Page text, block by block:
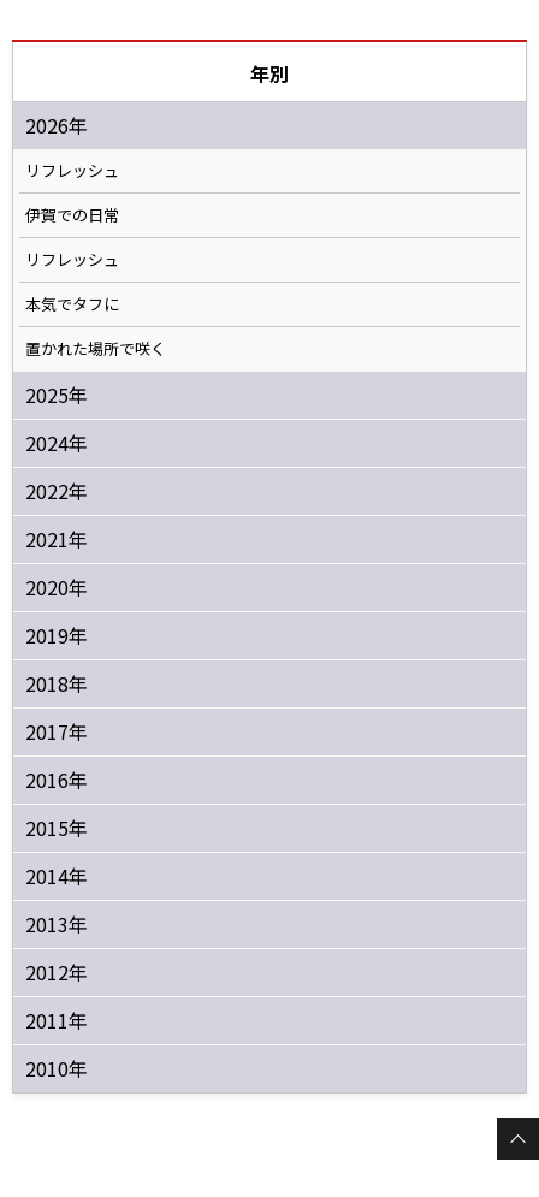
年別
2026年
リフレッシュ
伊賀での日常
リフレッシュ
本気でタフに
置かれた場所で咲く
2025年
2024年
2022年
2021年
2020年
2019年
2018年
2017年
2016年
2015年
2014年
2013年
2012年
2011年
2010年